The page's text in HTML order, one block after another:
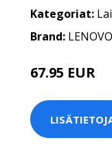
Kategoriat:
Brand: LENOVO
67.95 EUR